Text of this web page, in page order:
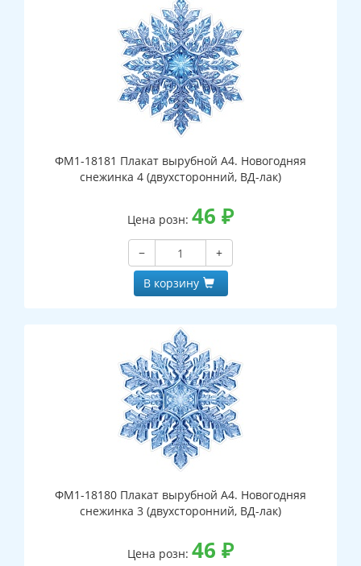
ФМ1-18181 Плакат вырубной А4. Новогодняя
снежинка 4 (двухсторонний, ВД-лак)
Цена розн: 46 ₽
−
+
В корзину
ФМ1-18180 Плакат вырубной А4. Новогодняя
снежинка 3 (двухсторонний, ВД-лак)
Цена розн: 46 ₽